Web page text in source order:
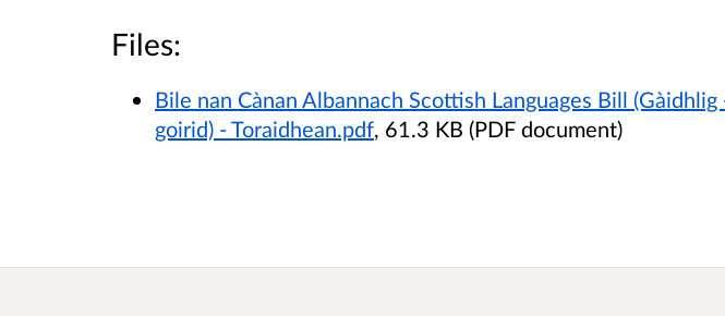
Files:
Bile nan Cànan Albannach Scottish Languages Bill
goirid) - Toraidhean.pdf, 61.3 KB (PDF document)